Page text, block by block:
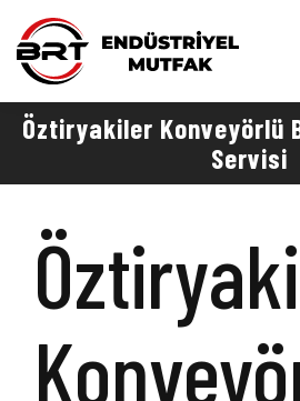
Öztiryakiler Konveyörlü
Servisi